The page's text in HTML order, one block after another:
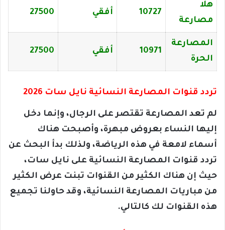
هلا
مصارعة
10727 أفقي 27500
المصارعة
الحرة
10971 أفقي 27500
تردد قنوات المصارعة النسائية نايل سات 2026
لم تعد المصارعة تقتصر على الرجال، وإنما دخل
إليها النساء بعروض مبهرة، وأصبحت هناك
أسماء لامعة في هذه الرياضة، ولذلك بدأ البحث عن
تردد قنوات المصارعة النسائية على نايل سات،
حيث إن هناك الكثير من القنوات تبنت عرض الكثير
من مباريات المصارعة النسائية، وقد حاولنا تجميع
هذه القنوات لك كالتالي.